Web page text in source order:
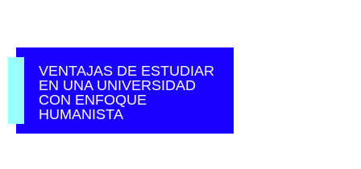
VENTAJAS DE ESTUDIAR
EN UNA UNIVERSIDAD
CON ENFOQUE
HUMANISTA